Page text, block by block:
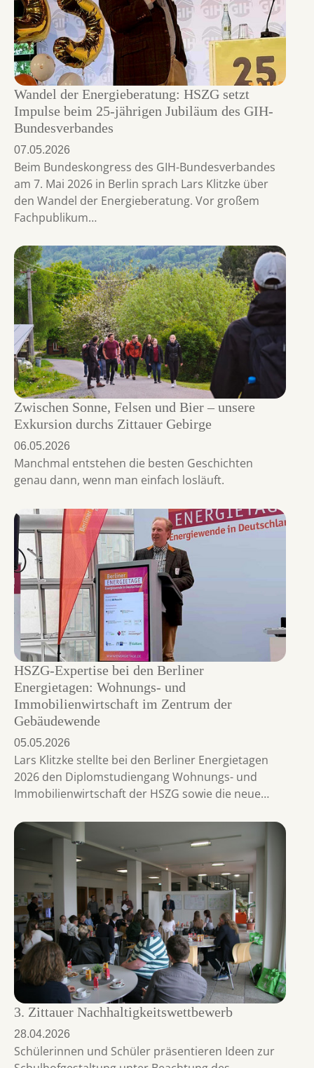
Wandel der Energieberatung: HSZG setzt
Impulse beim 25-jährigen Jubiläum des GIH-
Bundesverbandes
07.05.2026
Beim Bundeskongress des GIH-Bundesverbandes
am 7. Mai 2026 in Berlin sprach Lars Klitzke über
den Wandel der Energieberatung. Vor großem
Fachpublikum…
Zwischen Sonne, Felsen und Bier – unsere
Exkursion durchs Zittauer Gebirge
06.05.2026
Manchmal entstehen die besten Geschichten
genau dann, wenn man einfach losläuft.
HSZG-Expertise bei den Berliner
Energietagen: Wohnungs- und
Immobilienwirtschaft im Zentrum der
Gebäudewende
05.05.2026
Lars Klitzke stellte bei den Berliner Energietagen
2026 den Diplomstudiengang Wohnungs- und
Immobilienwirtschaft der HSZG sowie die neue…
3. Zittauer Nachhaltigkeitswettbewerb
28.04.2026
Schülerinnen und Schüler präsentieren Ideen zur